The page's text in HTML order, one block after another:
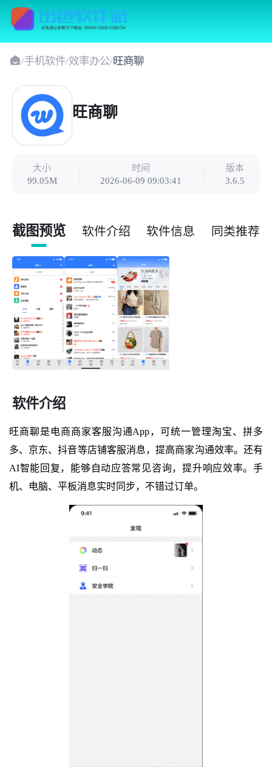
/手机软件/效率办公/旺商聊
旺商聊
大小
99.05M
时间
2026-06-09 09:03:41
版本
3.6.5
截图预览 软件介绍 软件信息 同类推荐
软件介绍
旺商聊是电商商家客服沟通App，可统一管理淘宝、拼多
多、京东、抖音等店铺客服消息，提高商家沟通效率。还有
AI智能回复，能够自动应答常见咨询，提升响应效率。手
机、电脑、平板消息实时同步，不错过订单。